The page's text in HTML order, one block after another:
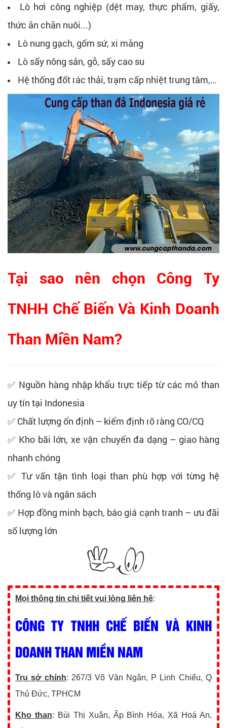
Lò hơi công nghiệp (dệt may, thực phẩm, giấy,
thức ăn chăn nuôi...)
Lò nung gạch, gốm sứ, xi măng
Lò sấy nông sản, gỗ, sấy cao su
Hệ thống đốt rác thải, trạm cấp nhiệt trung tâm,…
Tại sao nên chọn Công Ty
TNHH Chế Biến Và Kinh Doanh
Than Miền Nam?
✅ Nguồn hàng nhập khẩu trực tiếp từ các mỏ than
uy tín tại Indonesia
✅ Chất lượng ổn định – kiểm định rõ ràng CO/CQ
✅ Kho bãi lớn, xe vận chuyển đa dạng – giao hàng
nhanh chóng
✅ Tư vấn tận tình loại than phù hợp với từng hệ
thống lò và ngân sách
✅ Hợp đồng minh bạch, báo giá cạnh tranh – ưu đãi
số lượng lớn
Mọi thông tin chi tiết vui lòng liên hệ:
CÔNG TY TNHH CHẾ BIẾN VÀ KINH
DOANH THAN MIỀN NAM
Trụ sở chính: 267/3 Võ Văn Ngân, P Linh Chiểu, Q
Thủ Đức, TPHCM
Kho than: Bùi Thị Xuân, Ấp Bình Hóa, Xã Hoá An,